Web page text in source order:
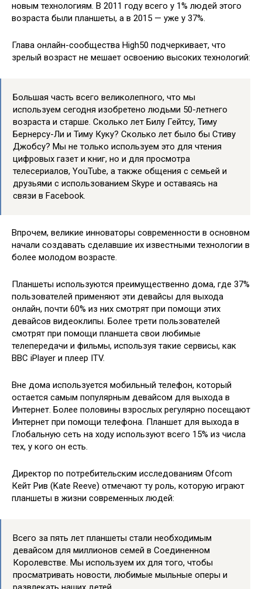
новым технологиям. В 2011 году всего у 1% людей этого
возраста были планшеты, а в 2015 — уже у 37%.
Глава онлайн-сообщества High50 подчеркивает, что
зрелый возраст не мешает освоению высоких технологий:
Большая часть всего великолепного, что мы
используем сегодня изобретено людьми 50-летнего
возраста и старше. Сколько лет Билу Гейтсу, Тиму
Бернерсу-Ли и Тиму Куку? Сколько лет было бы Стиву
Джобсу? Мы не только используем это для чтения
цифровых газет и книг, но и для просмотра
телесериалов, YouTube, а также общения с семьей и
друзьями с использованием Skype и оставаясь на
связи в Facebook.
Впрочем, великие инноваторы современности в основном
начали создавать сделавшие их известными технологии в
более молодом возрасте.
Планшеты используются преимущественно дома, где 37%
пользователей применяют эти девайсы для выхода
онлайн, почти 60% из них смотрят при помощи этих
девайсов видеоклипы. Более трети пользователей
смотрят при помощи планшета свои любимые
телепередачи и фильмы, используя такие сервисы, как
BBC iPlayer и плеер ITV.
Вне дома используется мобильный телефон, который
остается самым популярным девайсом для выхода в
Интернет. Более половины взрослых регулярно посещают
Интернет при помощи телефона. Планшет для выхода в
Глобальную сеть на ходу используют всего 15% из числа
тех, у кого он есть.
Директор по потребительским исследованиям Ofcom
Кейт Рив (Kate Reeve) отмечают ту роль, которую играют
планшеты в жизни современных людей:
Всего за пять лет планшеты стали необходимым
девайсом для миллионов семей в Соединенном
Королевстве. Мы используем их для того, чтобы
просматривать новости, любимые мыльные оперы и